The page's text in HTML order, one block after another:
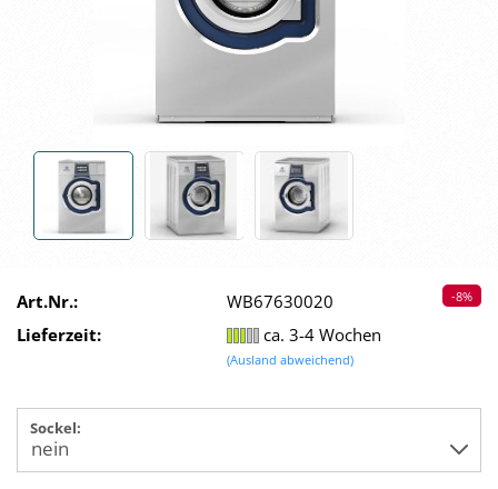
-8%
Art.Nr.:
WB67630020
Lieferzeit:
ca. 3-4 Wochen
(Ausland abweichend)
Sockel: